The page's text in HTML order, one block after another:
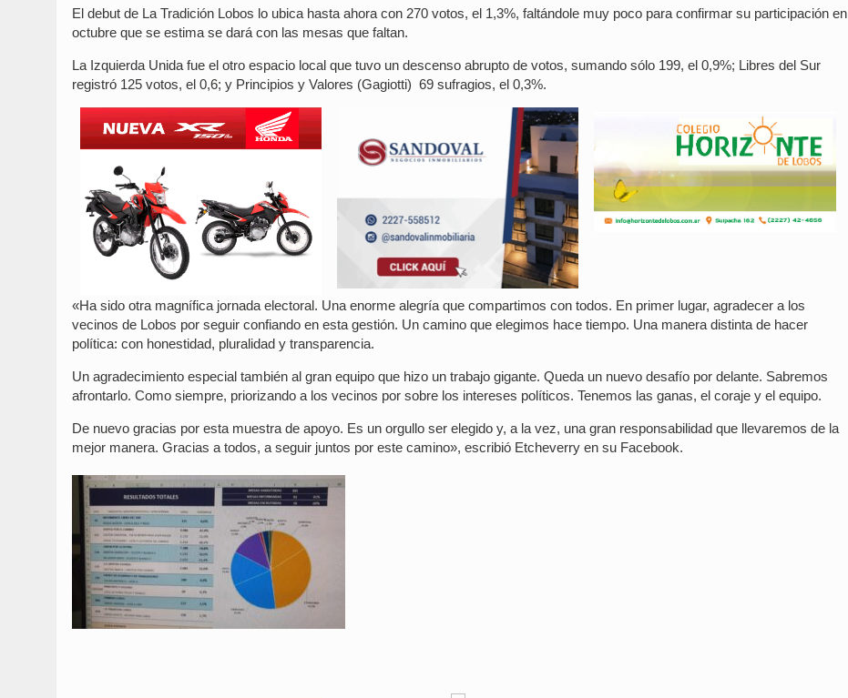
El debut de La Tradición Lobos lo ubica hasta ahora con 270 votos, el 1,3%, faltándole muy poco para confirmar su participación en
octubre que se estima se dará con las mesas que faltan.
La Izquierda Unida fue el otro espacio local que tuvo un descenso abrupto de votos, sumando sólo 199, el 0,9%; Libres del Sur
registró 125 votos, el 0,6; y Principios y Valores (Gagiotti) 69 sufragios, el 0,3%.
«Ha sido otra magnífica jornada electoral. Una enorme alegría que compartimos con todos. En primer lugar, agradecer a los
vecinos de Lobos por seguir confiando en esta gestión. Un camino que elegimos hace tiempo. Una manera distinta de hacer
política: con honestidad, pluralidad y transparencia.
Un agradecimiento especial también al gran equipo que hizo un trabajo gigante. Queda un nuevo desafío por delante. Sabremos
afrontarlo. Como siempre, priorizando a los vecinos por sobre los intereses políticos. Tenemos las ganas, el coraje y el equipo.
De nuevo gracias por esta muestra de apoyo. Es un orgullo ser elegido y, a la vez, una gran responsabilidad que llevaremos de la
mejor manera. Gracias a todos, a seguir juntos por este camino», escribió Etcheverry en su Facebook.